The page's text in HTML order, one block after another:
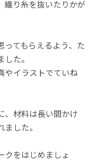
織り糸を抜いたりかが
ってもらえるよう、た
た。
やイラストでていね
、材料は長い間かけ
した。
クをはじめましょ